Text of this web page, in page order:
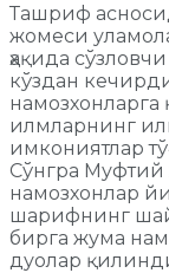
Ташриф
жомеси
ҳақида
кўздан
илмларнинг
имкониятлар
Сўнгра Муфтий
намозхонлар
шарифнинг
бирга жума
дуолар